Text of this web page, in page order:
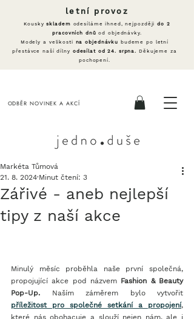
ODBĚR NOVINEK A AKCÍ
letní provoz
Kouskyskladem odesíláme ihned, nejpozdějido 2
pracovních dnů od objednávky.
Modely a velikosti na objednávku
budeme po letní
přestávce naší dílny odesílat od 24. srpna. Děkujeme za
pochopení.
Zářivé - aneb nejlepší
tipy z naší akce
Markéta Tůmová
21. 8. 2024 Minut čtení: 3
Minulý měsíc proběhla naše první společná,
propojující akce pod názvem Fashion & Beauty
Pop-Up.
příležitost pro společné setkání a propojení,
které nás obohacuje a slouží nejen nám, ale i